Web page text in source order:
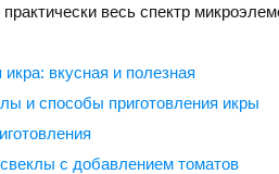
практически весь спектр
вкусная и полезная
и способы приготовления икры
с добавлением томатов